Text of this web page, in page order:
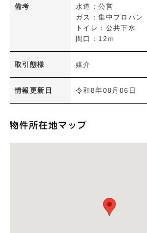
備考
水道：公営
ガス：集中プロパン
トイレ：公共下水
間口：12ｍ
取引態様 媒介
情報更新日 令和8年08月06日